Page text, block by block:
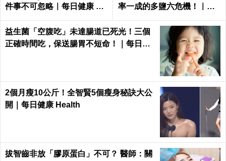
件事不可忽略｜每日健康 He
率一成的多鹽六危機！｜每
益生菌「空腹吃」未達腸道已死光！三個
正確時間吃，保送腸胃不短命！｜每日健
2個月瘦10公斤！全智賢5個瘦身秘訣大公
開｜每日健康 Health
拔智齒非放「膠原蛋白」不可？ 醫師：關